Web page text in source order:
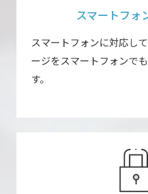
スマートフォ
スマートフォンに対応し
ージをスマートフォンで
す。